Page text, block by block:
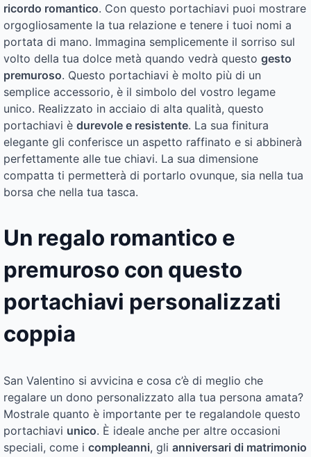
ricordo romantico. Con questo portachiavi puoi mostrare
orgogliosamente la tua relazione e tenere i tuoi nomi a
portata di mano. Immagina semplicemente il sorriso sul
volto della tua dolce metà quando vedrà questo gesto
premuroso. Questo portachiavi è molto più di un
semplice accessorio, è il simbolo del vostro legame
unico. Realizzato in acciaio di alta qualità, questo
portachiavi è durevole e resistente. La sua finitura
elegante gli conferisce un aspetto raffinato e si abbinerà
perfettamente alle tue chiavi. La sua dimensione
compatta ti permetterà di portarlo ovunque, sia nella tua
borsa che nella tua tasca.
Un regalo romantico e
premuroso con questo
portachiavi personalizzati
coppia
San Valentino si avvicina e cosa c’è di meglio che
regalare un dono personalizzato alla tua persona amata?
Mostrale quanto è importante per te regalandole questo
portachiavi unico. È ideale anche per altre occasioni
speciali, come i compleanni, gli anniversari di matrimonio